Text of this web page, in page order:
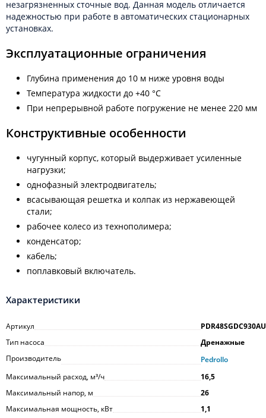
незагрязненных сточные вод. Данная модель отличается
надежностью при работе в автоматических стационарных
установках.
Эксплуатационные ограничения
Глубина применения до 10 м ниже уровня воды
Температура жидкости до +40 °C
При непрерывной работе погружение не менее 220 мм
Конструктивные особенности
чугунный корпус, который выдерживает усиленные
нагрузки;
однофазный электродвигатель;
всасывающая решетка и колпак из нержавеющей
стали;
рабочее колесо из технополимера;
конденсатор;
кабель;
поплавковый включатель.
Характеристики
Артикул
PDR48SGDC930AU
Тип насоса
Дренажные
Производитель
Pedrollo
Максимальный расход, м³/ч
16,5
Максимальный напор, м
26
Максимальная мощность, кВт
1,1